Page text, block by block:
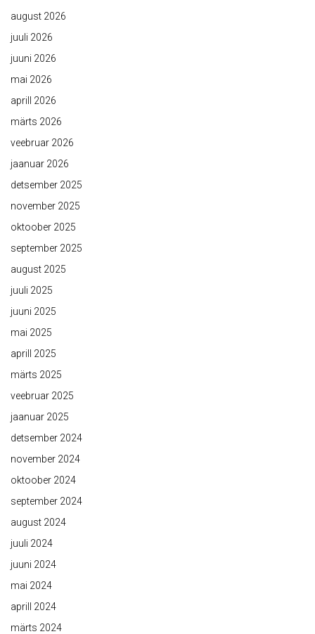
august 2026
juuli 2026
juuni 2026
mai 2026
aprill 2026
märts 2026
veebruar 2026
jaanuar 2026
detsember 2025
november 2025
oktoober 2025
september 2025
august 2025
juuli 2025
juuni 2025
mai 2025
aprill 2025
märts 2025
veebruar 2025
jaanuar 2025
detsember 2024
november 2024
oktoober 2024
september 2024
august 2024
juuli 2024
juuni 2024
mai 2024
aprill 2024
märts 2024